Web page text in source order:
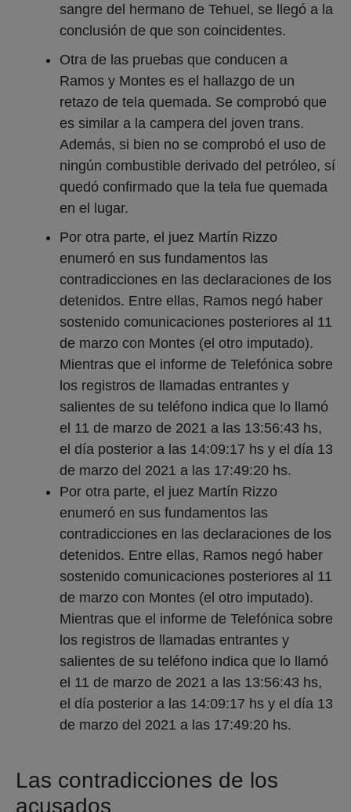
sangre del hermano de Tehuel, se llegó a la
conclusión de que son coincidentes.
Otra de las pruebas que conducen a
Ramos y Montes es el hallazgo de un
retazo de tela quemada. Se comprobó que
es similar a la campera del joven trans.
Además, si bien no se comprobó el uso de
ningún combustible derivado del petróleo, sí
quedó confirmado que la tela fue quemada
en el lugar.
Por otra parte, el juez Martín Rizzo
enumeró en sus fundamentos las
contradicciones en las declaraciones de los
detenidos. Entre ellas, Ramos negó haber
sostenido comunicaciones posteriores al 11
de marzo con Montes (el otro imputado).
Mientras que el informe de Telefónica sobre
los registros de llamadas entrantes y
salientes de su teléfono indica que lo llamó
el 11 de marzo de 2021 a las 13:56:43 hs,
el día posterior a las 14:09:17 hs y el día 13
de marzo del 2021 a las 17:49:20 hs.
Por otra parte, el juez Martín Rizzo
enumeró en sus fundamentos las
contradicciones en las declaraciones de los
detenidos. Entre ellas, Ramos negó haber
sostenido comunicaciones posteriores al 11
de marzo con Montes (el otro imputado).
Mientras que el informe de Telefónica sobre
los registros de llamadas entrantes y
salientes de su teléfono indica que lo llamó
el 11 de marzo de 2021 a las 13:56:43 hs,
el día posterior a las 14:09:17 hs y el día 13
de marzo del 2021 a las 17:49:20 hs.
Las contradicciones de los
acusados